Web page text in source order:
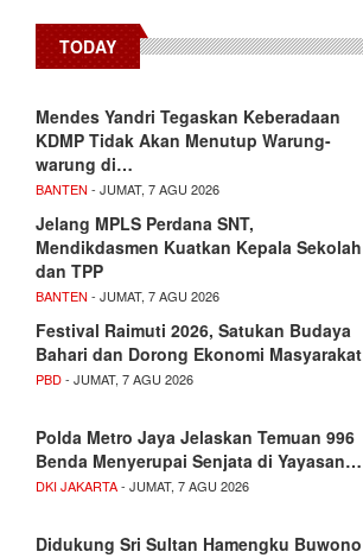
TODAY
Mendes Yandri Tegaskan Keberadaan
KDMP Tidak Akan Menutup Warung-
warung di…
BANTEN - JUMAT, 7 AGU 2026
Jelang MPLS Perdana SNT,
Mendikdasmen Kuatkan Kepala Sekolah
dan TPP
BANTEN - JUMAT, 7 AGU 2026
Festival Raimuti 2026, Satukan Budaya
Bahari dan Dorong Ekonomi Masyarakat
PBD- JUMAT, 7 AGU 2026
Polda Metro Jaya Jelaskan Temuan 996
Benda Menyerupai Senjata di Yayasan…
DKI JAKARTA- JUMAT, 7 AGU 2026
Didukung Sri Sultan Hamengku Buwono